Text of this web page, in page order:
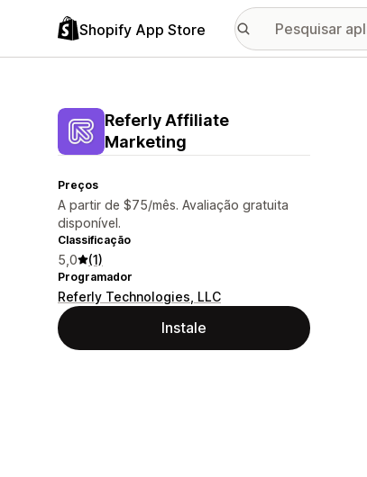
Shopify App Store
Referly Affiliate
Marketing
Preços
A partir de $75/mês. Avaliação gratuita
disponível.
Classificação
5,0 (1)
Programador
Referly Technologies, LLC
Instale